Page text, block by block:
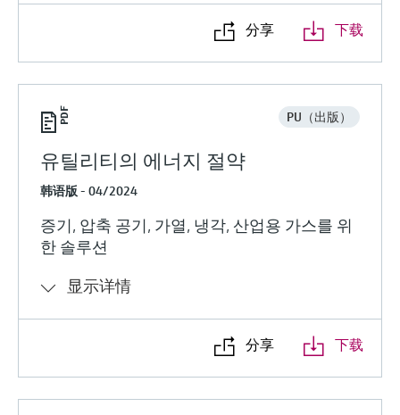
分享 下载
PU（出版）
유틸리티의 에너지 절약
韩语版 - 04/2024
증기, 압축 공기, 가열, 냉각, 산업용 가스를 위
한 솔루션
显示详情
分享 下载